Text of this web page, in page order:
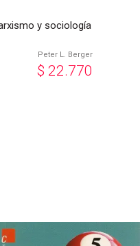
y sociología
Peter L. Berger
$ 22.770